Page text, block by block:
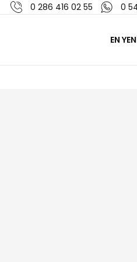
0 286 416 02 55 0
EN